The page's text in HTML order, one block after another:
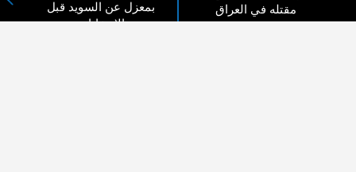
مقتله في العراق
بمعزل عن السويد قبل
الانتخابات